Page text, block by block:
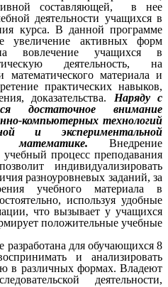
составляющей, в нее
деятельности учащихся в
курса. В данной программе
увеличение активных форм
вовлечение учащихся в
деятельность, на
материала и
практических навыков,
доказательства. Наряду с
достаточное внимание
компьютерных технологий
и экспериментальной
математике. Внедрение
процесс преподавания
индивидуализировать
разноуровневых заданий, за
учебного материала в
используя удобные
что вызывает у учащихся
положительные учебные
разработана для обучающихся 8
и анализировать
в различных формах. Владеют
деятельности,